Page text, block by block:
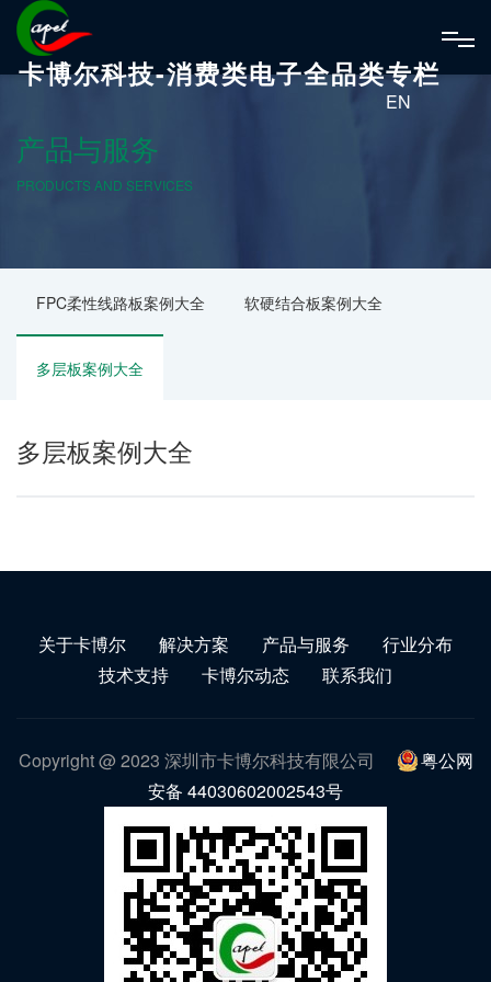
卡博尔科技-消费类电子全品类专栏
EN
产品与服务
PRODUCTS AND SERVICES
FPC柔性线路板案例大全 软硬结合板案例大全
多层板案例大全
多层板案例大全
关于卡博尔 解决方案 产品与服务
行业分布
技术支持
卡博尔动态 联系我们
Copyright @ 2023 深圳市卡博尔科技有限公司
粤公网
安备 44030602002543号